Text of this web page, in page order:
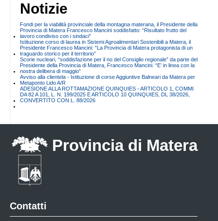
Notizie
Fondi per la viabilità provinciale della montagna materana, il Presidente della
Provincia di Matera Francesco Mancini soddisfatto: “Risultato frutto del
lavoro condiviso con i sindaci”
Istituzione corso di laurea in Sistemi Agroalimentari Sostenibili a Matera, il
Presidente Francesco Mancini: “La Provincia di Matera protagonista di un
traguardo storico per il territorio”
Scorie nucleari, “soddisfazione per il no del Consiglio regionale” da parte del
Presidente della Provincia di Matera, Francesco Mancini. “E’ in linea con la
nostra delibera di maggio”
Avviso alla clientela - Istituzione di corse Aggiuntive Balneari da Matera per
Metaponto Lido A/R
ADESIONE ALLA ROTTAMAZIONE QUINQUIES - ARTICOLO 1, COMMI
DA 82 A 101, L. N. 199/2025 E ARTICOLO 10 QUINQUIES, DL 38/2026,
CONVERTITO CON L. 88/2026
Provincia di Matera
Contatti